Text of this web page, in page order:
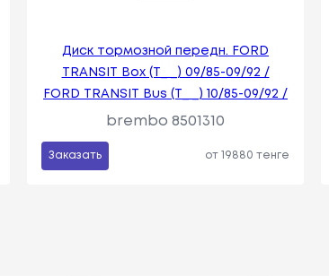
Диск тормозной передн. FORD
TRANSIT Box (T_ _) 09/85-09/92 /
FORD TRANSIT Bus (T_ _) 10/85-09/92 /
brembo 8501310
Заказать от 19880 тенге